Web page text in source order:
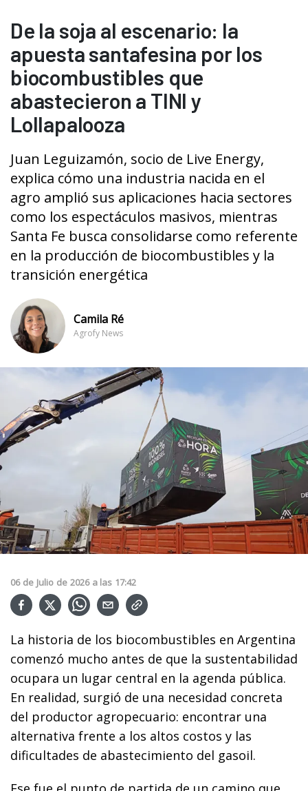
De la soja al escenario: la
apuesta santafesina por los
biocombustibles que
abastecieron a TINI y
Lollapalooza
Juan Leguizamón, socio de Live Energy,
explica cómo una industria nacida en el
agro amplió sus aplicaciones hacia sectores
como los espectáculos masivos, mientras
Santa Fe busca consolidarse como referente
en la producción de biocombustibles y la
transición energética
Camila Ré
Agrofy News
06 de Julio de 2026 a las 17:42
La historia de los biocombustibles en Argentina
comenzó mucho antes de que la sustentabilidad
ocupara un lugar central en la agenda pública.
En realidad, surgió de una necesidad concreta
del productor agropecuario: encontrar una
alternativa frente a los altos costos y las
dificultades de abastecimiento del gasoil.